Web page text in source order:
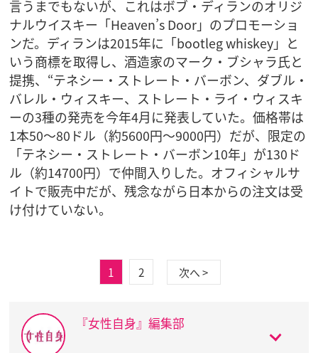
言うまでもないが、これはボブ・ディランのオリジ
ナルウイスキー「Heaven’s Door」のプロモーショ
ンだ。ディランは2015年に「bootleg whiskey」と
いう商標を取得し、酒造家のマーク・ブシャラ氏と
提携、“テネシー・ストレート・バーボン、ダブル・
バレル・ウィスキー、ストレート・ライ・ウィスキ
ーの3種の発売を今年4月に発表していた。価格帯は
1本50〜80ドル（約5600円〜9000円）だが、限定の
「テネシー・ストレート・バーボン10年」が130ド
ル（約14700円）で仲間入りした。オフィシャルサ
イトで販売中だが、残念ながら日本からの注文は受
け付けていない。
1 2 次へ >
『女性自身』編集部